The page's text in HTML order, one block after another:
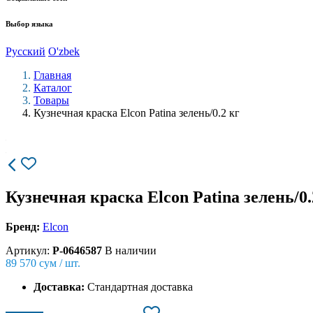
Выбор языка
Русский O'zbek
Главная
Каталог
Товары
Кузнечная краска Elcon Patina зелень/0.2 кг
Кузнечная краска Elcon Patina зелень/
Бренд: Elcon
Артикул: P-0646587 В наличии
89 570 сум / шт.
Доставка: Стандартная доставка